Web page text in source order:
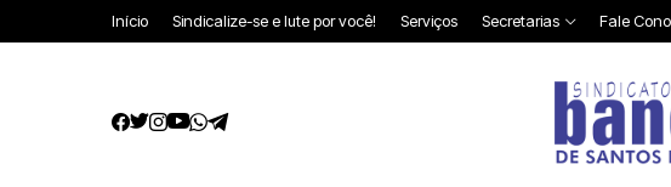
Início Sindicalize-se e lute por você! Serviços Secretarias Fale